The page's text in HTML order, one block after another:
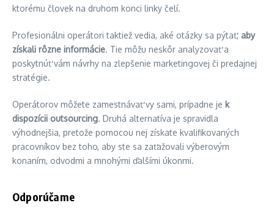
ktorému človek na druhom konci linky čelí.
Profesionálni operátori taktiež vedia, aké otázky sa pýtať, aby
získali rôzne informácie. Tie môžu neskôr analyzovať a
poskytnúť vám návrhy na zlepšenie marketingovej či predajnej
stratégie.
Operátorov môžete zamestnávať vy sami, prípadne je k
dispozícii outsourcing. Druhá alternatíva je spravidla
výhodnejšia, pretože pomocou nej získate kvalifikovaných
pracovníkov bez toho, aby ste sa zaťažovali výberovým
konaním, odvodmi a mnohými ďalšími úkonmi.
Odporúčame